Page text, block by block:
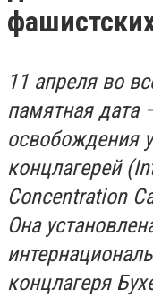
11 апреля во
памятная
освобождения
концлагерей
Concentration
Она
концлагеря